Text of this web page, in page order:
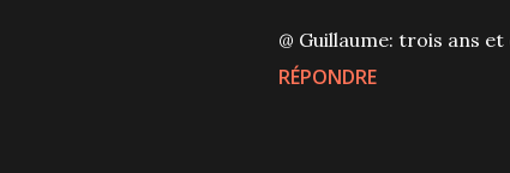
@ Guillaume: trois ans
RÉPONDRE